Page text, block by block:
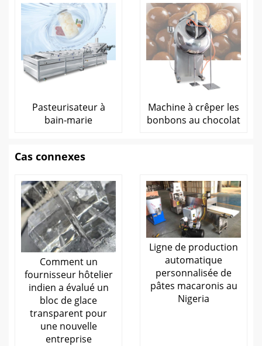
Pasteurisateur à
bain-marie
Machine à crêper les
bonbons au chocolat
Cas connexes
Comment un
fournisseur hôtelier
indien a évalué un
bloc de glace
transparent pour
une nouvelle
entreprise
Ligne de production
automatique
personnalisée de
pâtes macaronis au
Nigeria